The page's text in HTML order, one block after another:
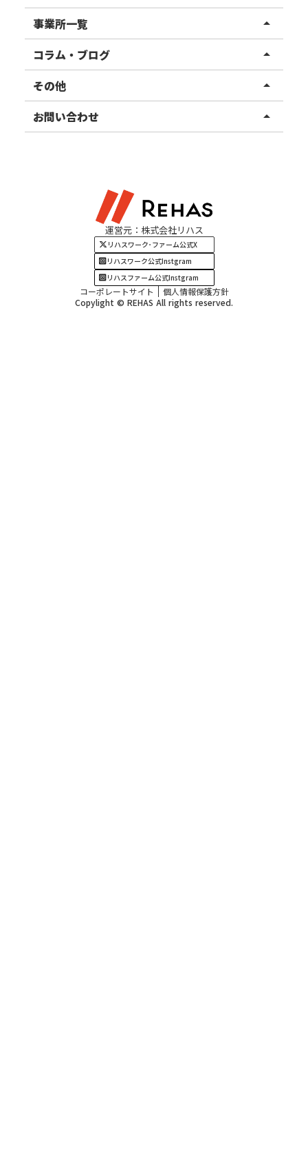
リハスワーク
リハスファーム
事業所一覧 arrow_drop_up
関東エリア
東北エリア
甲信越エリア
四国・九州エリア
コラム・ブログ arrow_drop_up
事業所ブログ
ご利用者様の声
その他 arrow_drop_up
お知らせ
お問い合わせ arrow_drop_up
運営元：株式会社リハス
リハスワーク･ファーム公式X
リハスワーク公式Instgram
リハスファーム公式Instgram
コーポレートサイト
個人情報保護方針
Copylight © REHAS All rights reserved.